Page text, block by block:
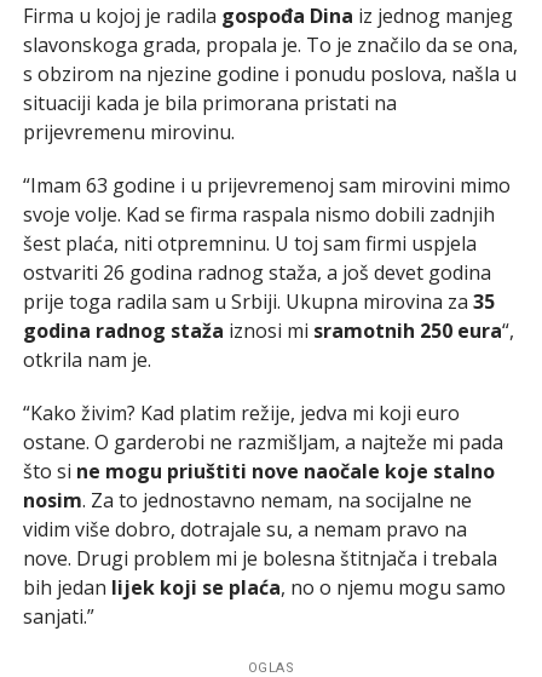
Firma u kojoj je radila gospođa Dina iz jednog manjeg
slavonskoga grada, propala je. To je značilo da se ona,
s obzirom na njezine godine i ponudu poslova, našla u
situaciji kada je bila primorana pristati na
prijevremenu mirovinu.
“Imam 63 godine i u prijevremenoj sam mirovini mimo
svoje volje. Kad se firma raspala nismo dobili zadnjih
šest plaća, niti otpremninu. U toj sam firmi uspjela
ostvariti 26 godina radnog staža, a još devet godina
prije toga radila sam u Srbiji. Ukupna mirovina za 35
godina radnog staža iznosi mi sramotnih 250 eura“,
otkrila nam je.
“Kako živim? Kad platim režije, jedva mi koji euro
ostane. O garderobi ne razmišljam, a najteže mi pada
što si ne mogu priuštiti nove naočale koje stalno
nosim. Za to jednostavno nemam, na socijalne ne
vidim više dobro, dotrajale su, a nemam pravo na
nove. Drugi problem mi je bolesna štitnjača i trebala
bih jedan lijek koji se plaća, no o njemu mogu samo
sanjati.”
OGLAS